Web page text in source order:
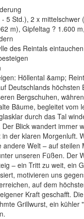
5 Std.), 2 x mittelschwer
m), Gipfeltag ? 1.600
des Reintals eintauchen
Höllental & Reintal
Deutschlands
Bergschuhen,
Bäume, begleitet
durch das Tal
Blick wandert
der klaren Morgenluft.
Welt – auf
unseren Füßen. Der
– ein Tritt zu weit, ein
motivieren uns
auf dem
Kraft geschafft.
Grillwurst, ein